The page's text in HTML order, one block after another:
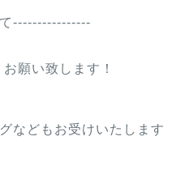
----------------
願い致します！
などもお受けいたします